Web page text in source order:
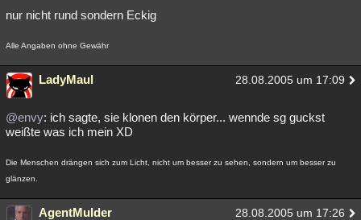
nur nicht rund sondern Eckig
Alle Angaben ohne Gewähr
LadyMaul 28.08.2005 um 17:09
@envy: ich sagte, sie klonen den körper... wennde sg guckst
weißte was ich mein XD
Die Menschen drängen sich zum Licht, nicht um besser zu sehen, sondern um besser zu
glänzen.
AgentMulder 28.08.2005 um 17:26